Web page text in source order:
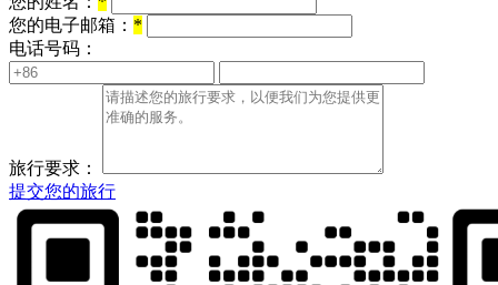
您的电子邮箱： *
电话号码：
旅行要求：
提交您的旅行